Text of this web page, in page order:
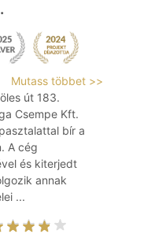
Mutass többet >>
út 183.
Csempe Kft.
bír a
A cég
és kiterjedt
annak
...